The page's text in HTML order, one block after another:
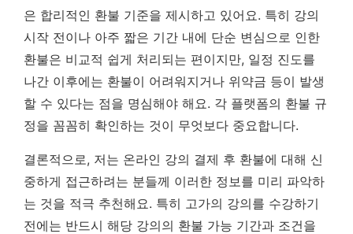
은 합리적인 환불 기준을 제시하고 있어요. 특히 강의
시작 전이나 아주 짧은 기간 내에 단순 변심으로 인한
환불은 비교적 쉽게 처리되는 편이지만, 일정 진도를
나간 이후에는 환불이 어려워지거나 위약금 등이 발생
할 수 있다는 점을 명심해야 해요. 각 플랫폼의 환불 규
정을 꼼꼼히 확인하는 것이 무엇보다 중요합니다.
결론적으로, 저는 온라인 강의 결제 후 환불에 대해 신
중하게 접근하려는 분들께 이러한 정보를 미리 파악하
는 것을 적극 추천해요. 특히 고가의 강의를 수강하기
전에는 반드시 해당 강의의 환불 가능 기간과 조건을